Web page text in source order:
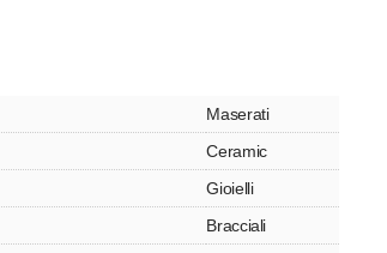
Maserati
Ceramic
Gioielli
Bracciali